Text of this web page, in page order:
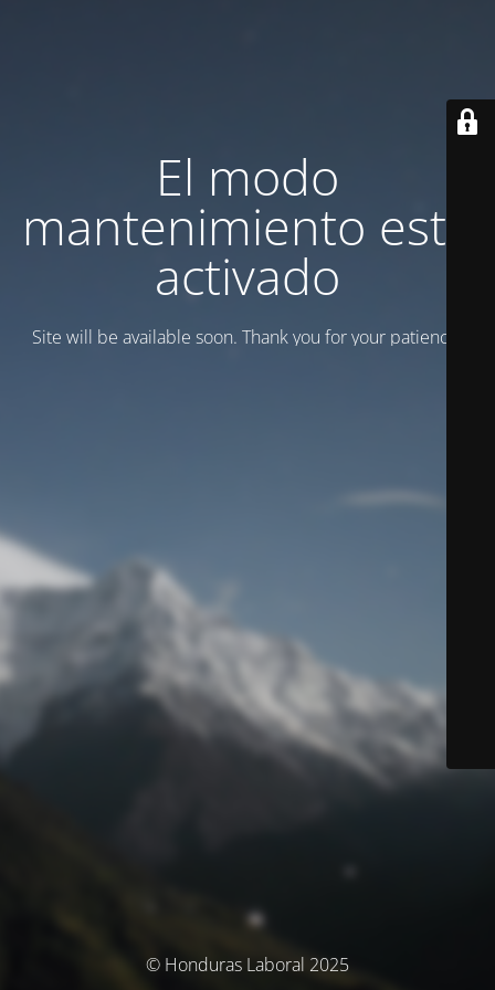
El modo
mantenimiento está
activado
Site will be available soon. Thank you for your patience!
© Honduras Laboral 2025